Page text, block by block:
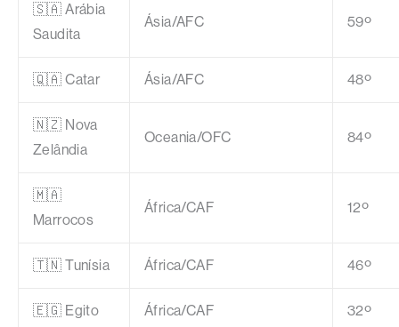
🇸🇦 Arábia
Saudita
Ásia/AFC 59º
🇶🇦 Catar Ásia/AFC 48º
🇳🇿 Nova
Zelândia
Oceania/OFC 84º
🇲🇦
Marrocos
África/CAF 12º
🇹🇳 Tunísia África/CAF 46º
🇪🇬 Egito África/CAF 32º